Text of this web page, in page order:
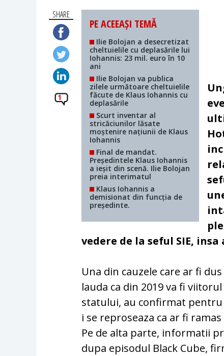
SHARE
1
PE ACEEAȘI TEMĂ
Ilie Bolojan a desecretizat
cheltuielile cu deplasările lui
Iohannis: 23 mil. euro în 10
ani
Ilie Bolojan va publica
zilele următoare cheltuielile
făcute de Klaus Iohannis cu
deplasările
Scurt inventar al
stricăciunilor lăsate
moștenire națiunii de Klaus
Iohannis
Final de mandat.
Președintele Klaus Iohannis
a ieșit din scenă. Ilie Bolojan
preia interimatul
Klaus Iohannis a
demisionat din funcția de
președinte.
vedere de la seful SIE,
Una din cauzele care ar fi
lauda ca din 2019 va fi
statului, au confirmat pentru
i se reproseaza ca ar fi
Pe de alta parte, informatii
dupa episodul Black Cube,